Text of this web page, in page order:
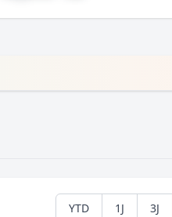
YTD 1J 3J